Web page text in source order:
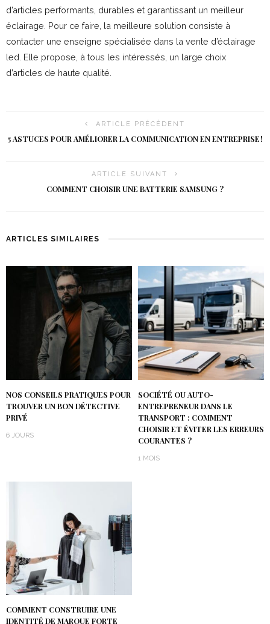
d’articles performants, durables et garantissant un meilleur
éclairage. Pour ce faire, la meilleure solution consiste à
contacter une enseigne spécialisée dans la vente d’éclairage
led. Elle propose, à tous les intéressés, un large choix
d’articles de haute qualité.
ARTICLE PRÉCÉDENT
5 ASTUCES POUR AMÉLIORER LA COMMUNICATION EN ENTREPRISE !
ARTICLE SUIVANT
COMMENT CHOISIR UNE BATTERIE SAMSUNG ?
ARTICLES SIMILAIRES
NOS CONSEILS PRATIQUES POUR
TROUVER UN BON DÉTECTIVE
PRIVÉ
6 JOURS
SOCIÉTÉ OU AUTO-
ENTREPRENEUR DANS LE
TRANSPORT : COMMENT
CHOISIR ET ÉVITER LES ERREURS
COURANTES ?
1 MOIS
COMMENT CONSTRUIRE UNE
IDENTITÉ DE MARQUE FORTE